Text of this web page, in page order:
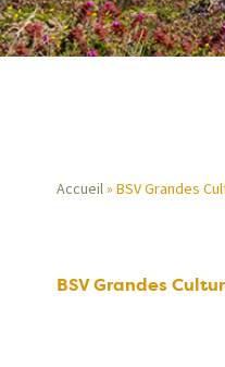
d'Ariane
Accueil BSV Grandes
BSV Grandes